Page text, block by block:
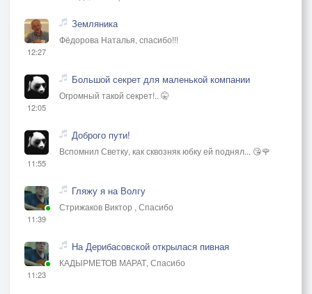
12:27
Земляника
Фёдорова Наталья, спасибо!!!
12:05
Большой секрет для маленькой компании
Огромный такой секрет!.. 🤫
11:55
Доброго пути!
Вспомнил Светку, как сквозняк юбку ей поднял... 😘🌹
11:39
Гляжу я на Волгу
Стрижаков Виктор , Спасибо
11:23
На Дерибасовской открылася пивная
КАДЫРМЕТОВ МАРАТ, Спасибо